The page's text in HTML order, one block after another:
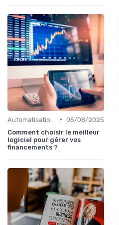
• 05/08/2025
Comment choisir le meilleur
logiciel pour gérer vos
financements ?